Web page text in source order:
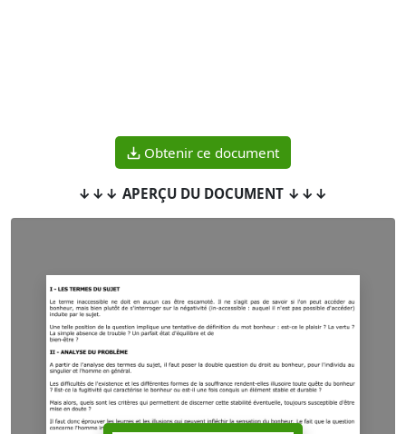
Obtenir ce document
↓↓↓ APERÇU DU DOCUMENT ↓↓↓